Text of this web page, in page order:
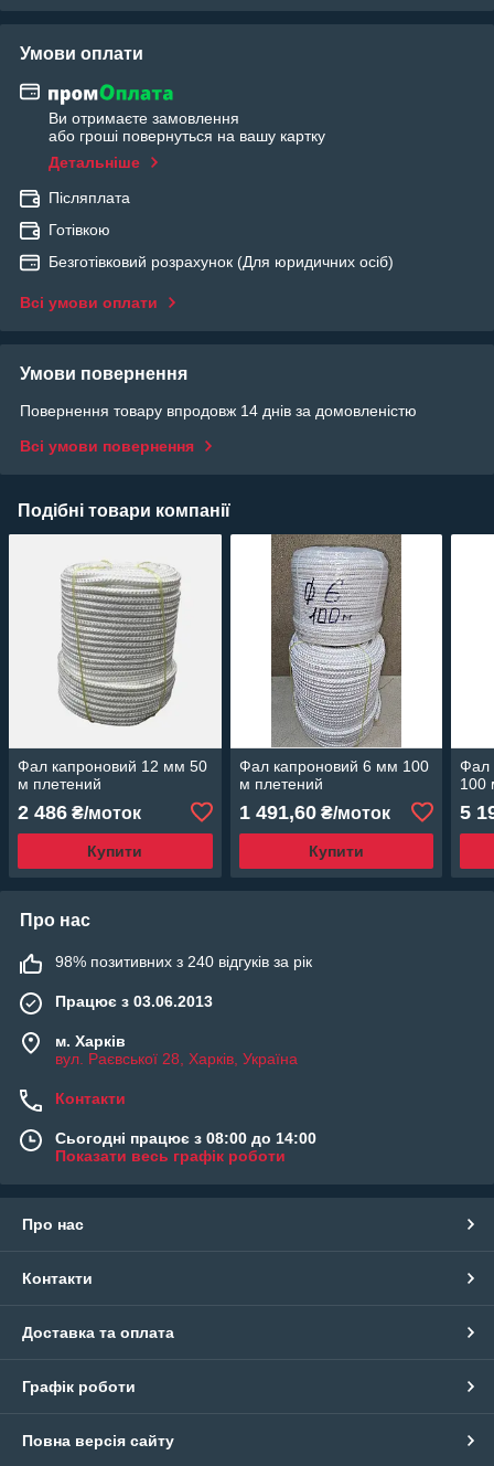
Умови оплати
Ви отримаєте замовлення
або гроші повернуться на вашу картку
Детальніше
Післяплата
Готівкою
Безготівковий розрахунок (Для юридичних осіб)
Всі умови оплати
Умови повернення
Повернення товару впродовж 14 днів за домовленістю
Всі умови повернення
Подібні товари компанії
Фал капроновий 12 мм 50
м плетений
2 486 ₴/моток
Купити
Фал капроновий 6 мм 100
м плетений
1 491,60₴/моток
Купити
Фал
100
5
Про нас
98% позитивних з 240 відгуків за рік
Працює з 03.06.2013
м. Харків
вул. Раєвської 28, Харків, Україна
Контакти
Сьогодні працює з 08:00 до 14:00
Показати весь графік роботи
Про нас
Контакти
Доставка та оплата
Графік роботи
Повна версія сайту